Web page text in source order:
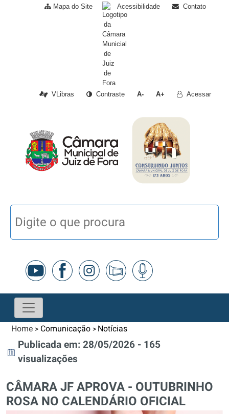
Mapa do Site Acessibilidade Contato
VLibras Contraste A- A+ Acessar
Home > Comunicação > Notícias
Publicada em: 28/05/2026 - 165
visualizações
CÂMARA JF APROVA - OUTUBRINHO
ROSA NO CALENDÁRIO OFICIAL